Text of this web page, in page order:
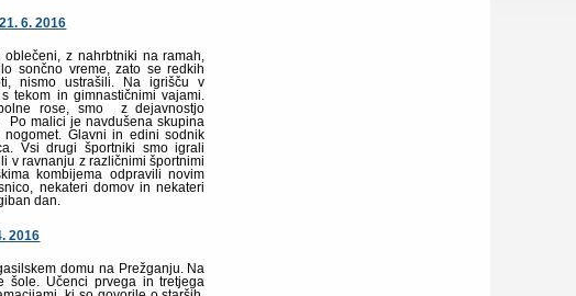
6. 2016
z nahrbtniki na ramah,
sončno vreme, zato se redkih
nismo ustrašili. Na igrišču v
tekom in gimnastičnimi vajami.
rose, smo z dejavnostjo
malici je navdušena skupina
Glavni in edini sodnik
Vsi drugi športniki smo igrali
v ravnanju z različnimi športnimi
kombijema odpravili novim
nekateri domov in nekateri
dan.
2016
domu na Prežganju. Na
šole. Učenci prvega in tretjega